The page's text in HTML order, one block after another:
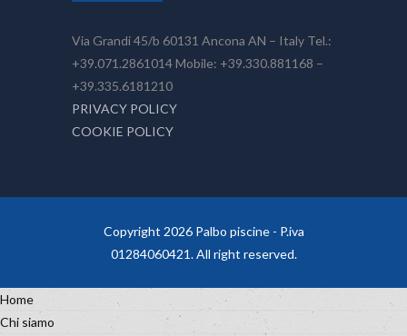
Via Grandi 45/b 60131 Ancona AN – Italy Tel.:
+39.071.2861014 Mobile: +39.330.881168 –
+39.335.6181210
PRIVACY POLICY
COOKIE POLICY
Copyright 2026 Palbo piscine - P.iva
01284060421. All right reserved.
Home
Chi siamo